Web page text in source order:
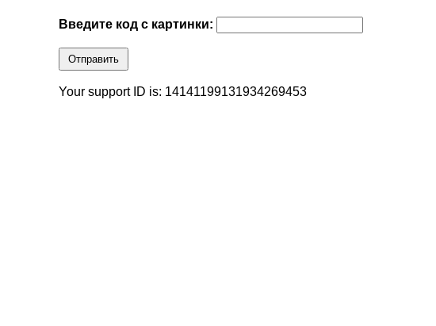
Введите код с картинки:
Отправить
Your support ID is: 14141199131934269453